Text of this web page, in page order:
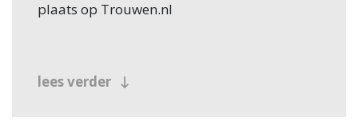
plaats op Trouwen.nl
lees verder